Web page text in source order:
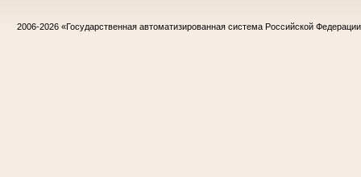
2006-2026 «Государственная автоматизированная система Российской